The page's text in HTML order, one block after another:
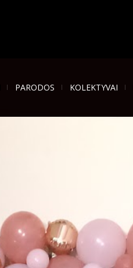
PARODOS KOLEKTYVAI